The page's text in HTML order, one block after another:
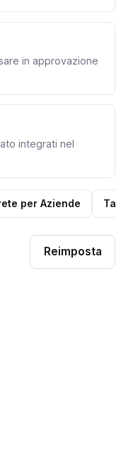
in approvazione
integrati nel
per Aziende
Reimposta